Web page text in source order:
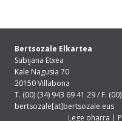
Bertsozale Elkartea
Subijana Etxea
Kale Nagusia 70
20150 Villabona
T. (00) (34) 943 69 41 29 / F.
bertsozale[at]bertsozale.eus
Lege oharra |